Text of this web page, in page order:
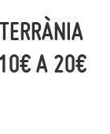
A 20€